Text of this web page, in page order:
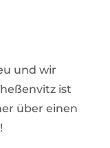
und wir
ist
über einen